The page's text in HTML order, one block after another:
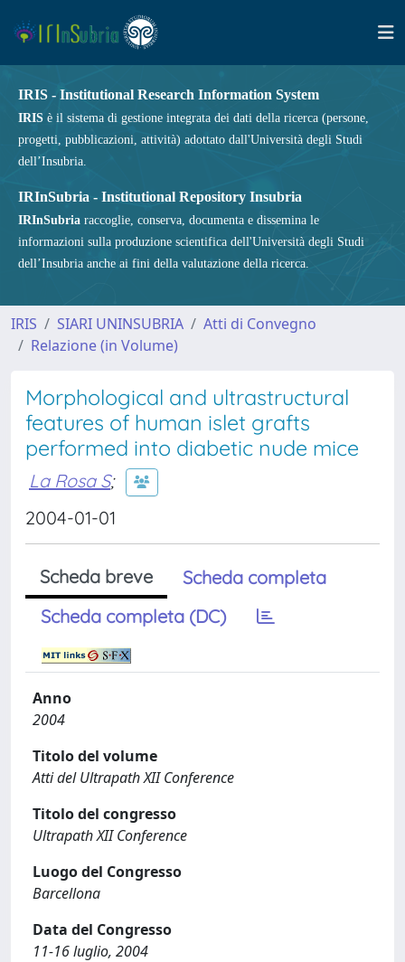
IRIS - Institutional Research Information System
IRIS è il sistema di gestione integrata dei dati della ricerca (persone,
progetti, pubblicazioni, attività) adottato dall'Università degli Studi
dell’Insubria.
IRInSubria - Institutional Repository Insubria
IRInSubria raccoglie, conserva, documenta e dissemina le
informazioni sulla produzione scientifica dell'Università degli Studi
dell’Insubria anche ai fini della valutazione della ricerca.
IRIS SIARI UNINSUBRIA
Atti di Convegno
Relazione (in Volume)
Morphological and ultrastructural
features of human islet grafts
performed into diabetic nude mice
La Rosa S;
2004-01-01
Scheda breve
Scheda completa
Scheda completa (DC)
Anno
2004
Titolo del volume
Atti del Ultrapath XII Conference
Titolo del congresso
Ultrapath XII Conference
Luogo del Congresso
Barcellona
Data del Congresso
11-16 luglio, 2004